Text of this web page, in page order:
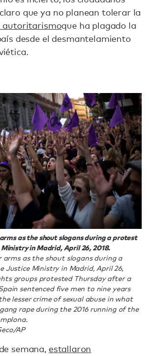
que ya no planean tolerar la
autoritarismoque ha plagado la
desde el desmantelamiento
as the shout slogans during a protest
in Madrid, April 26, 2018.
as the shout slogans during a
Justice Ministry in Madrid, April 26,
groups protested Thursday after a
sentenced five men to nine years
lesser crime of sexual abuse in what
rape during the 2016 running of the
AP
semana, estallaron